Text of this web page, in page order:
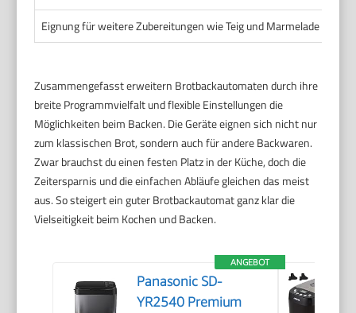
Eignung für weitere Zubereitungen wie Teig und Marmelade
Zusammengefasst erweitern Brotbackautomaten durch ihre
breite Programmvielfalt und flexible Einstellungen die
Möglichkeiten beim Backen. Die Geräte eignen sich nicht nur
zum klassischen Brot, sondern auch für andere Backwaren.
Zwar brauchst du einen festen Platz in der Küche, doch die
Zeitersparnis und die einfachen Abläufe gleichen das meist
aus. So steigert ein guter Brotbackautomat ganz klar die
Vielseitigkeit beim Kochen und Backen.
ANGEBOT
Panasonic SD-
YR2540 Premium